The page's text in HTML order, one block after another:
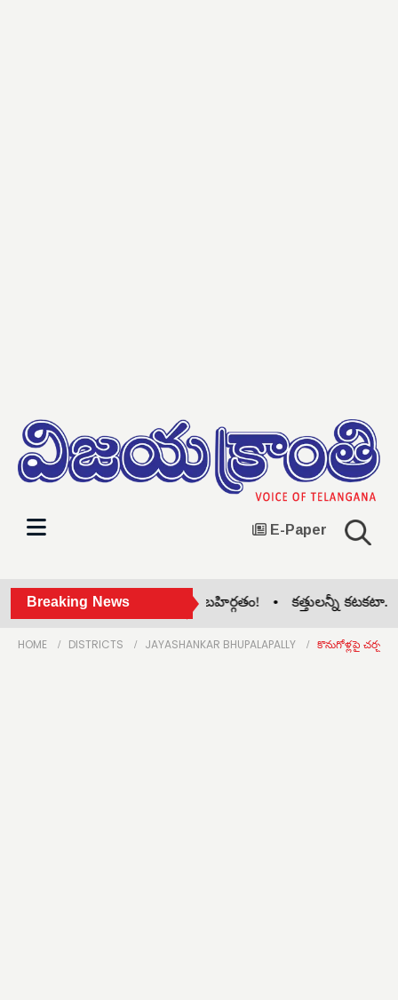
E-Paper
Breaking News
జిల్లా కాంగ్రెస్‌లో గ్రూప్ పోరు బహిర్గతం! • కత్తులన్నీ కటకటా..
HOME DISTRICTS JAYASHANKAR BHUPALAPALLY కొనుగోళ్లపై